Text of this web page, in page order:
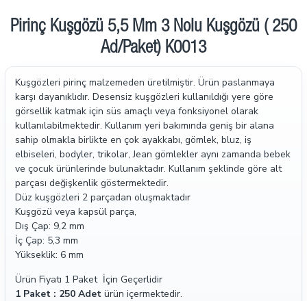
Pirinç Kuşgözü 5,5 Mm 3 Nolu Kuşgözü ( 250
Ad/Paket) K0013
Kuşgözleri pirinç malzemeden üretilmiştir. Ürün paslanmaya
karşı dayanıklıdır. Desensiz kuşgözleri kullanıldığı yere göre
görsellik katmak için süs amaçlı veya fonksiyonel olarak
kullanılabilmektedir. Kullanım yeri bakımında geniş bir alana
sahip olmakla birlikte en çok ayakkabı, gömlek, bluz, iş
elbiseleri, bodyler, trikolar, Jean gömlekler aynı zamanda bebek
ve çocuk ürünlerinde bulunaktadır. Kullanım şeklinde göre alt
parçası değişkenlik göstermektedir.
Düz kuşgözleri 2 parçadan oluşmaktadır
Kuşgözü veya kapsül parça,
Dış Çap: 9,2 mm
İç Çap: 5,3 mm
Yükseklik: 6 mm
Ürün Fiyatı 1 Paket İçin Geçerlidir
1 Paket : 250 Adet ürün içermektedir.